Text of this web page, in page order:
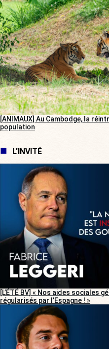
[ANIMAUX] Au Cambodge, la
population
L'INVITÉ
[L’ÉTÉ BV] « Nos aides sociales
régularisés par l’Espagne ! »